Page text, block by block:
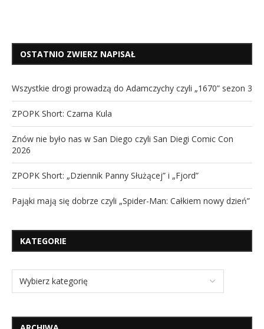
OSTATNIO ZWIERZ NAPISAŁ
Wszystkie drogi prowadzą do Adamczychy czyli „1670” sezon 3
ZPOPK Short: Czarna Kula
Znów nie było nas w San Diego czyli San Diegi Comic Con
2026
ZPOPK Short: „Dziennik Panny Służącej” i „Fjord”
Pająki mają się dobrze czyli „Spider-Man: Całkiem nowy dzień”
KATEGORIE